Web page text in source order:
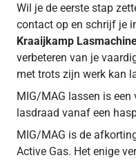
Wil je de eerste stap
contact op en schrijf je
Kraaijkamp
verbeteren van je
met trots zijn werk kan
MIG/MAG lassen is
lasdraad vanaf een
MIG/MAG is de
Active Gas. Het enige